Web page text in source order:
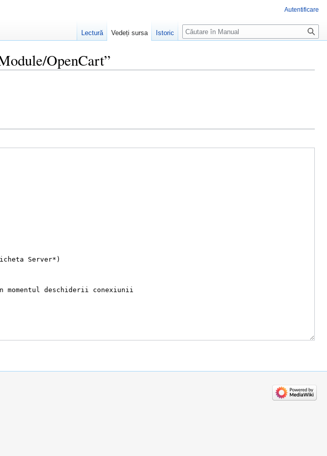
OpenCart”
Autentificare
Lectură Vedeți sursa Istoric Căutare